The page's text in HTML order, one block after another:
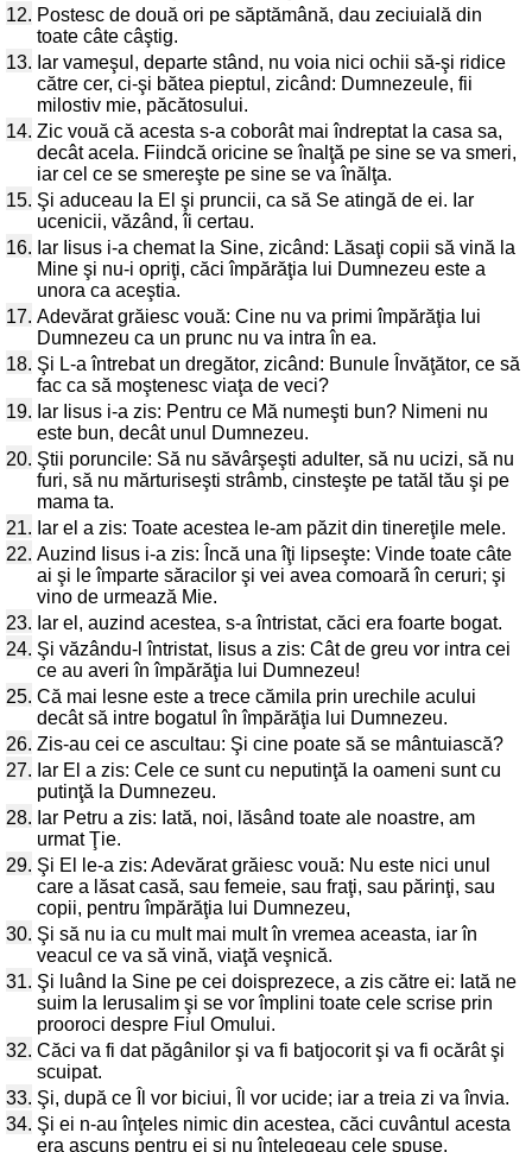
12. Postesc de două ori pe săptămână, dau zeciuială din
toate câte câştig.
13. Iar vameşul, departe stând, nu voia nici ochii să-şi ridice
către cer, ci-şi bătea pieptul, zicând: Dumnezeule, fii
milostiv mie, păcătosului.
14. Zic vouă că acesta s-a coborât mai îndreptat la casa sa,
decât acela. Fiindcă oricine se înalţă pe sine se va smeri,
iar cel ce se smereşte pe sine se va înălţa.
15. Şi aduceau la El şi pruncii, ca să Se atingă de ei. Iar
ucenicii, văzând, îi certau.
16. Iar Iisus i-a chemat la Sine, zicând: Lăsaţi copii să vină la
Mine şi nu-i opriţi, căci împărăţia lui Dumnezeu este a
unora ca aceştia.
17. Adevărat grăiesc vouă: Cine nu va primi împărăţia lui
Dumnezeu ca un prunc nu va intra în ea.
18. Şi L-a întrebat un dregător, zicând: Bunule Învăţător, ce să
fac ca să moştenesc viaţa de veci?
19. Iar Iisus i-a zis: Pentru ce Mă numeşti bun? Nimeni nu
este bun, decât unul Dumnezeu.
20. Ştii poruncile: Să nu săvârşeşti adulter, să nu ucizi, să nu
furi, să nu mărturiseşti strâmb, cinsteşte pe tatăl tău şi pe
mama ta.
21. Iar el a zis: Toate acestea le-am păzit din tinereţile mele.
22. Auzind Iisus i-a zis: Încă una îţi lipseşte: Vinde toate câte
ai şi le împarte săracilor şi vei avea comoară în ceruri; şi
vino de urmează Mie.
23. Iar el, auzind acestea, s-a întristat, căci era foarte bogat.
24. Şi văzându-l întristat, Iisus a zis: Cât de greu vor intra cei
ce au averi în împărăţia lui Dumnezeu!
25. Că mai lesne este a trece cămila prin urechile acului
decât să intre bogatul în împărăţia lui Dumnezeu.
26. Zis-au cei ce ascultau: Şi cine poate să se mântuiască?
27. Iar El a zis: Cele ce sunt cu neputinţă la oameni sunt cu
putinţă la Dumnezeu.
28. Iar Petru a zis: Iată, noi, lăsând toate ale noastre, am
urmat Ţie.
29. Şi El le-a zis: Adevărat grăiesc vouă: Nu este nici unul
care a lăsat casă, sau femeie, sau fraţi, sau părinţi, sau
copii, pentru împărăţia lui Dumnezeu,
30. Şi să nu ia cu mult mai mult în vremea aceasta, iar în
veacul ce va să vină, viaţă veşnică.
31. Şi luând la Sine pe cei doisprezece, a zis către ei: Iată ne
suim la Ierusalim şi se vor împlini toate cele scrise prin
prooroci despre Fiul Omului.
32. Căci va fi dat păgânilor şi va fi batjocorit şi va fi ocărât şi
scuipat.
33. Şi, după ce Îl vor biciui, Îl vor ucide; iar a treia zi va învia.
34. Şi ei n-au înţeles nimic din acestea, căci cuvântul acesta
era ascuns pentru ei şi nu înţelegeau cele spuse.